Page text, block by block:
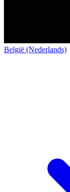
België (Nederlands)